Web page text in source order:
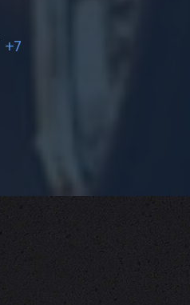
+7